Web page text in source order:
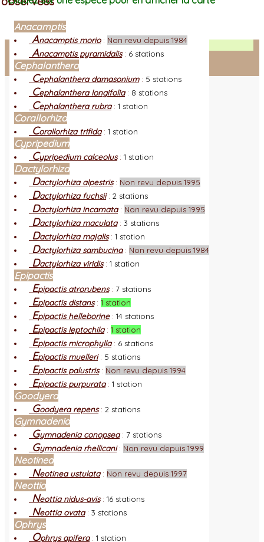
Facebook
Connexion adhérent
Anacamptis
Anacamptis morio: Non revu depuis 1984
Anacamptis pyramidalis: 6 stations
Cephalanthera
Cephalanthera damasonium: 5 stations
Cephalanthera longifolia: 8 stations
Cephalanthera rubra: 1 station
Corallorhiza
Corallorhiza trifida: 1 station
Cypripedium
Cypripedium calceolus: 1 station
Dactylorhiza
Dactylorhiza alpestris: Non revu depuis 1995
Dactylorhiza fuchsii: 2 stations
Dactylorhiza incarnata: Non revu depuis 1995
Dactylorhiza maculata: 3 stations
Dactylorhiza majalis: 1 station
Dactylorhiza sambucina: Non revu depuis 1984
Dactylorhiza viridis: 1 station
Epipactis
Epipactis atrorubens: 7 stations
Epipactis distans: 1 station
Epipactis helleborine: 14 stations
Epipactis leptochila: 1 station
Epipactis microphylla: 6 stations
Epipactis muelleri: 5 stations
Epipactis palustris: Non revu depuis 1994
Epipactis purpurata: 1 station
Goodyera
Goodyera repens: 2 stations
Gymnadenia
Gymnadenia conopsea: 7 stations
Gymnadenia rhellicani: Non revu depuis 1999
Neotinea
Neotinea ustulata: Non revu depuis 1997
Neottia
Neottia nidus-avis: 16 stations
Neottia ovata: 3 stations
Ophrys
Ophrys apifera: 1 station